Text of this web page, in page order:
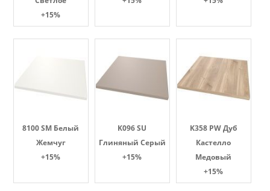
+15%
8100 SM Белый
Жемчуг
+15%
K096 SU
Глиняный Серый
+15%
K358 PW Дуб
Кастелло
Медовый
+15%